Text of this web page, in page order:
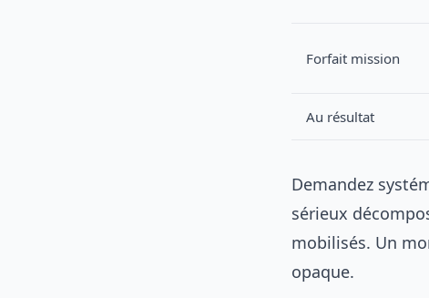
Forfait mission
Au résultat
Demandez
sérieux
mobilisés. Un
opaque.